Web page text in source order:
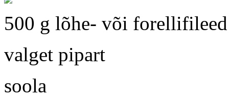
500 g lõhe- või forellifileed
valget pipart
soola